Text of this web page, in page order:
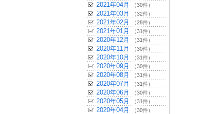
2021年04月 （30件）
2021年03月 （32件）
2021年02月 （28件）
2021年01月 （31件）
2020年12月 （31件）
2020年11月 （30件）
2020年10月 （31件）
2020年09月 （30件）
2020年08月 （31件）
2020年07月 （31件）
2020年06月 （30件）
2020年05月 （31件）
2020年04月 （30件）